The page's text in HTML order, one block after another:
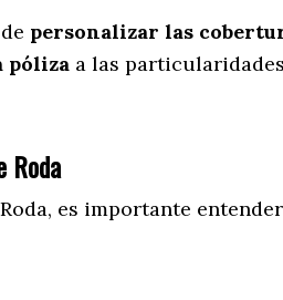
personalizar las
póliza a las particularidades
Roda
, es importante